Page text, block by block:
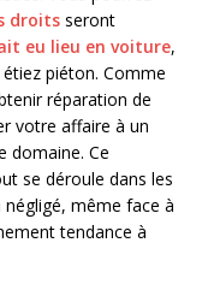
droits seront
eu lieu en voiture,
piéton. Comme
réparation de
votre affaire à un
domaine. Ce
se déroule dans les
même face à
tendance à